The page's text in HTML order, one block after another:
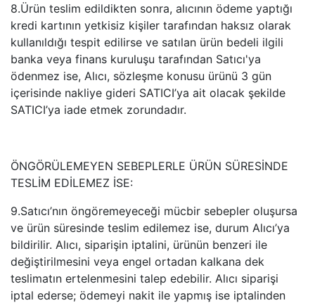
8.Ürün teslim edildikten sonra, alıcının ödeme yaptığı
kredi kartının yetkisiz kişiler tarafından haksız olarak
kullanıldığı tespit edilirse ve satılan ürün bedeli ilgili
banka veya finans kuruluşu tarafından Satıcı'ya
ödenmez ise, Alıcı, sözleşme konusu ürünü 3 gün
içerisinde nakliye gideri SATICI’ya ait olacak şekilde
SATICI’ya iade etmek zorundadır.
ÖNGÖRÜLEMEYEN SEBEPLERLE ÜRÜN SÜRESİNDE
TESLİM EDİLEMEZ İSE:
9.Satıcı’nın öngöremeyeceği mücbir sebepler oluşursa
ve ürün süresinde teslim edilemez ise, durum Alıcı’ya
bildirilir. Alıcı, siparişin iptalini, ürünün benzeri ile
değiştirilmesini veya engel ortadan kalkana dek
teslimatın ertelenmesini talep edebilir. Alıcı siparişi
iptal ederse; ödemeyi nakit ile yapmış ise iptalinden